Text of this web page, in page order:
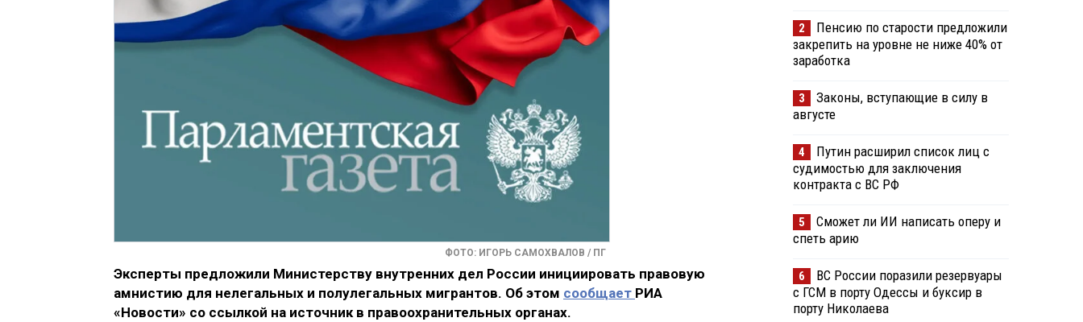
ФОТО: ИГОРЬ САМОХВАЛОВ / ПГ
Эксперты предложили Министерству внутренних дел России инициировать правовую
амнистию для нелегальных и полулегальных мигрантов. Об этом сообщает РИА
«Новости» со ссылкой на источник в правоохранительных органах.
2
Пенсию по старости предложили
закрепить на уровне не ниже 40% от
заработка
3
Законы, вступающие в силу в
августе
4
Путин расширил список лиц с
судимостью для заключения
контракта с ВС РФ
5
Сможет ли ИИ написать оперу и
спеть арию
6
ВС России поразили резервуары
с ГСМ в порту Одессы и буксир в
порту Николаева